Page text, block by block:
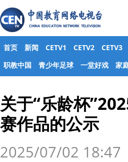
首页 新闻 CETV1 CETV2 CETV3
职教中国
青少年足球 一堂好戏 家
关于“乐龄杯
赛作品的公示
2025/07/02 18:47